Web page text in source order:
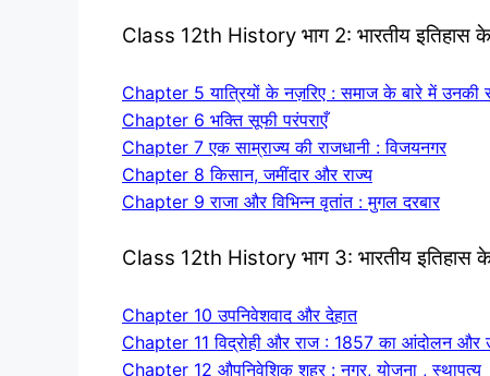
Class 12th History भाग 2: भारतीय इतिहास
Chapter 5 यात्रियों के नज़रिए : समाज के बारे में उनकी
Chapter 6 भक्ति सूफी परंपराएँ
Chapter 7 एक साम्राज्य की राजधानी : विजयनगर
Chapter 8 किसान, जमींदार और राज्य
Chapter 9 राजा और विभिन्न वृतांत : मुगल दरबार
Class 12th History भाग 3: भारतीय इतिहास
Chapter 10 उपनिवेशवाद और देहात
Chapter 11 विद्रोही और राज : 1857 का आंदोलन और
Chapter 12 औपनिवेशिक शहर : नगर, योजना , स्थापत्य